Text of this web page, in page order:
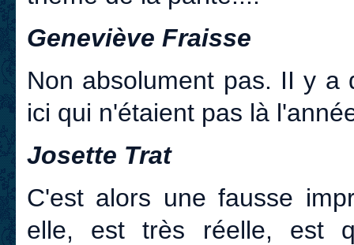
Geneviève Fraisse
Non absolument pas. II y a
ici qui n'étaient pas là
Josette Trat
C'est alors une fausse
elle, est très réelle, est